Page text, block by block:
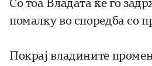
Со тоа Владата ќе го
помалку во споредба со
Покрај владините